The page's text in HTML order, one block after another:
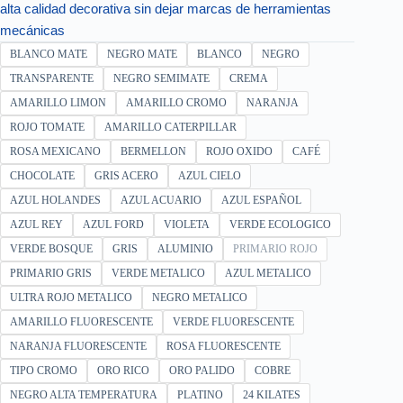
alta calidad decorativa sin dejar marcas de herramientas
mecánicas
BLANCO MATE NEGRO MATE BLANCO
NEGRO
TRANSPARENTE
NEGRO SEMIMATE
CREMA
AMARILLO LIMON
AMARILLO CROMO
NARANJA
ROJO TOMATE
AMARILLO CATERPILLAR
ROSA MEXICANO
BERMELLON ROJO OXIDO
CAFÉ
CHOCOLATE
GRIS ACERO
AZUL CIELO
AZUL HOLANDES
AZUL ACUARIO
AZUL ESPAÑOL
AZUL REY
AZUL FORD VIOLETA
VERDE ECOLOGICO
VERDE BOSQUE
GRIS ALUMINIO
PRIMARIO ROJO
PRIMARIO GRIS
VERDE METALICO
AZUL METALICO
ULTRA ROJO METALICO
NEGRO METALICO
AMARILLO FLUORESCENTE
VERDE FLUORESCENTE
NARANJA FLUORESCENTE
ROSA FLUORESCENTE
TIPO CROMO
ORO RICO ORO PALIDO
COBRE
NEGRO ALTA TEMPERATURA
PLATINO
24 KILATES